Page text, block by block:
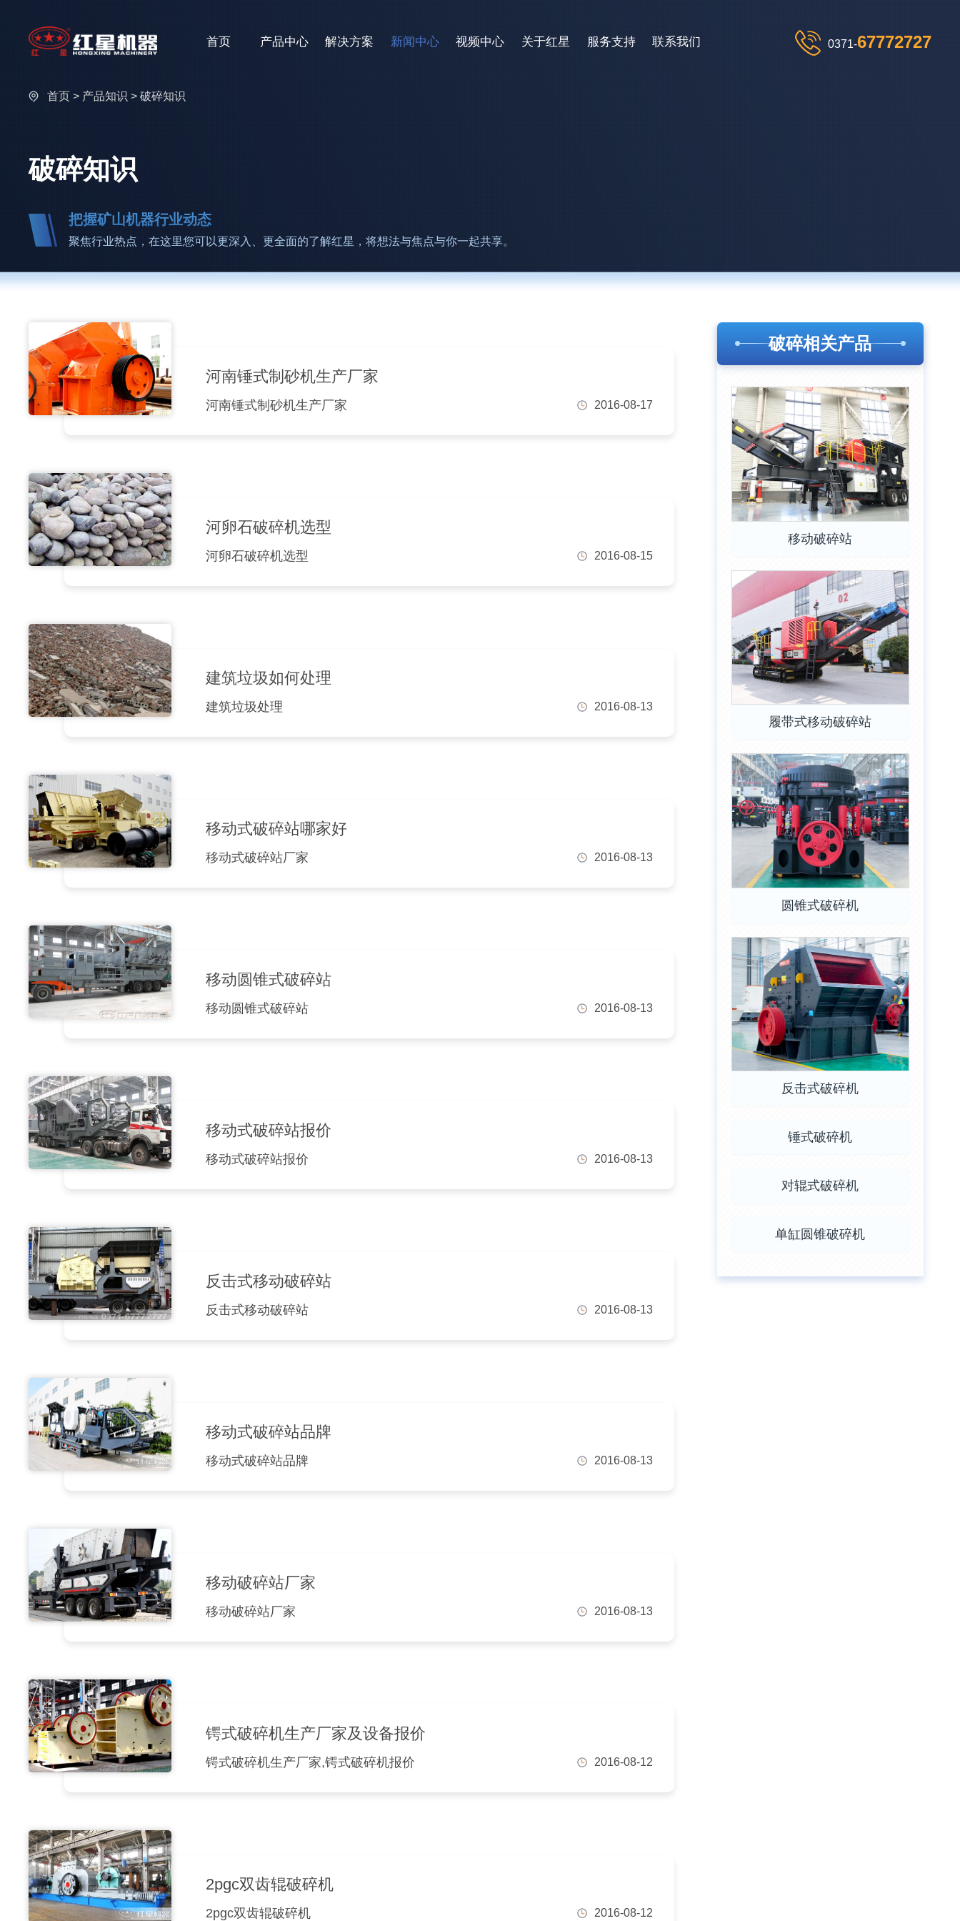
首页 产品中心 解决方案 新闻中心 视频中心 关于红星 服务支持 联系我们 0371-67772727
首页 > 产品知识 > 破碎知识
破碎知识
把握矿山机器行业动态
聚焦行业热点，在这里您可以更深入、更全面的了解红星，将想法与焦点与你一起共享。
河南锤式制砂机生产厂家
河南锤式制砂机生产厂家 2016-08-17
河卵石破碎机选型
河卵石破碎机选型 2016-08-15
建筑垃圾如何处理
建筑垃圾处理 2016-08-13
移动式破碎站哪家好
移动式破碎站厂家 2016-08-13
移动圆锥式破碎站
移动圆锥式破碎站 2016-08-13
移动式破碎站报价
移动式破碎站报价 2016-08-13
反击式移动破碎站
反击式移动破碎站 2016-08-13
移动式破碎站品牌
移动式破碎站品牌 2016-08-13
移动破碎站厂家
移动破碎站厂家 2016-08-13
锷式破碎机生产厂家及设备报价
锷式破碎机生产厂家,锷式破碎机报价 2016-08-12
2pgc双齿辊破碎机
2pgc双齿辊破碎机 2016-08-12
破碎相关产品
移动破碎站
履带式移动破碎站
圆锥式破碎机
反击式破碎机
锤式破碎机
对辊式破碎机
单缸圆锥破碎机